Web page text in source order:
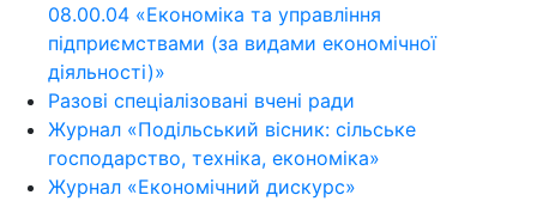
08.00.04 «Економіка та управління
підприємствами (за видами економічної
діяльності)»
Разові спеціалізовані вчені ради
Журнал «Подільський вісник: сільське
господарство, техніка, економіка»
Журнал «Економічний дискурс»